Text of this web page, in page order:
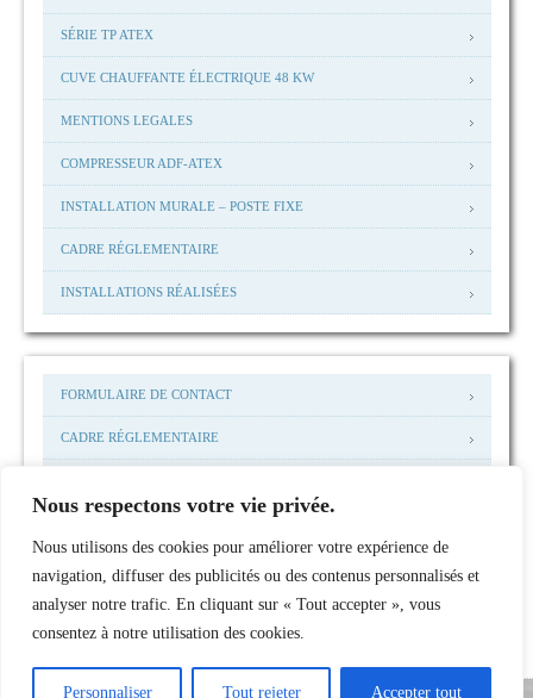
Nous respectons votre vie privée.
Nous utilisons des cookies pour améliorer votre expérience de
navigation, diffuser des publicités ou des contenus personnalisés et
analyser notre trafic. En cliquant sur « Tout accepter », vous
consentez à notre utilisation des cookies.
Personnaliser Tout rejeter Accepter tout
SÉRIE TP ATEX
CUVE CHAUFFANTE ÉLECTRIQUE 48 KW
MENTIONS LEGALES
COMPRESSEUR ADF-ATEX
INSTALLATION MURALE – POSTE FIXE
CADRE RÉGLEMENTAIRE
INSTALLATIONS RÉALISÉES
FORMULAIRE DE CONTACT
CADRE RÉGLEMENTAIRE